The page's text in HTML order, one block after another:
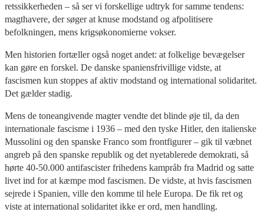
retssikkerheden – så ser vi forskellige udtryk for samme tendens:
magthavere, der søger at knuse modstand og afpolitisere
befolkningen, mens krigs­økono­mierne vokser.
Men historien fortæller også noget andet: at folkelige bevægelser
kan gøre en forskel. De danske spaniensfrivillige vidste, at
fascismen kun stoppes af aktiv modstand og international solidaritet.
Det gælder stadig.
Mens de toneangivende magter vendte det blinde øje til, da den
internationale fascisme i 1936 – med den tyske Hitler, den italienske
Mussolini og den spanske Franco som frontfigurer – gik til væbnet
angreb på den spanske republik og det nyetablerede demokrati, så
hørte 40-50.000 antifascister frihedens kampråb fra Madrid og satte
livet ind for at kæmpe mod fascismen. De vidste, at hvis fascismen
sejrede i Spanien, ville den komme til hele Europa. De fik ret og
viste at international solidaritet ikke er ord, men handling.